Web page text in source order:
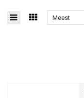
Meest